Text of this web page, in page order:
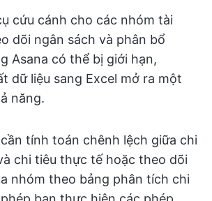
cứu cánh cho các nhóm tài
dõi ngân sách và phân bổ
Asana có thể bị giới hạn,
dữ liệu sang Excel mở ra một
năng.
tính toán chênh lệch giữa chi
chi tiêu thực tế hoặc theo dõi
nhóm theo bảng phân tích chi